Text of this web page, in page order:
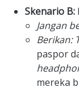
Skenario B:
Jangan
Berikan:
paspor
mereka